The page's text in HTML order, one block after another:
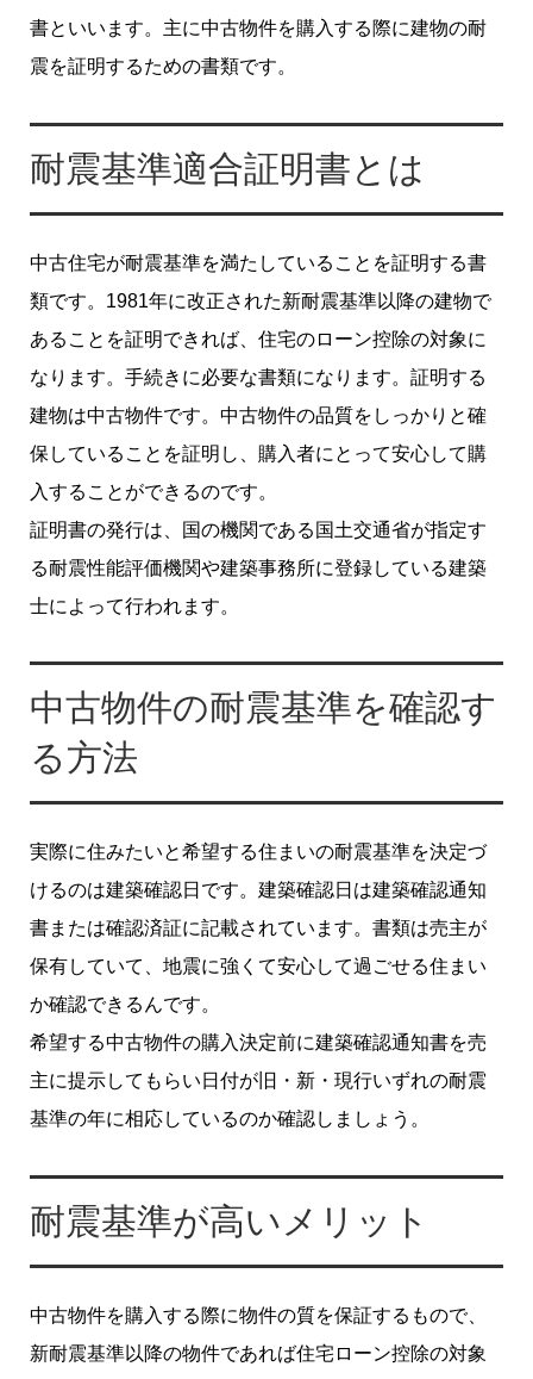
書といいます。主に中古物件を購入する際に建物の耐
震を証明するための書類です。
耐震基準適合証明書とは
中古住宅が耐震基準を満たしていることを証明する書
類です。1981年に改正された新耐震基準以降の建物で
あることを証明できれば、住宅のローン控除の対象に
なります。手続きに必要な書類になります。証明する
建物は中古物件です。中古物件の品質をしっかりと確
保していることを証明し、購入者にとって安心して購
入することができるのです。
証明書の発行は、国の機関である国土交通省が指定す
る耐震性能評価機関や建築事務所に登録している建築
士によって行われます。
中古物件の耐震基準を確認す
る方法
実際に住みたいと希望する住まいの耐震基準を決定づ
けるのは建築確認日です。建築確認日は建築確認通知
書または確認済証に記載されています。書類は売主が
保有していて、地震に強くて安心して過ごせる住まい
か確認できるんです。
希望する中古物件の購入決定前に建築確認通知書を売
主に提示してもらい日付が旧・新・現行いずれの耐震
基準の年に相応しているのか確認しましょう。
耐震基準が高いメリット
中古物件を購入する際に物件の質を保証するもので、
新耐震基準以降の物件であれば住宅ローン控除の対象